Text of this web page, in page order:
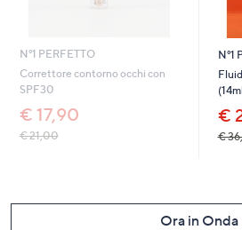
N°1 PERFETTO
Correttore contorno occhi con
SPF30
€ 17,90
€ 21,00
N°1
€
€
Ora in Onda